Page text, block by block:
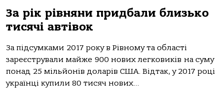
За рік рівняни придбали близько
тисячі автівок
За підсумками 2017 року в Рівному та області
зареєстрували майже 900 нових легковиків на суму
понад 25 мільйонів доларів США. Відтак, у 2017 році
українці купили 80 тисяч нових...